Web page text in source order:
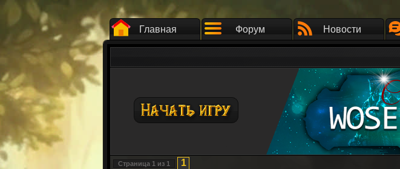
Главная Форум Новости
Страница 1 из 1 1